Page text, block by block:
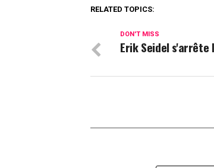
RELATED TOPICS:
DON'T MISS
Erik Seidel s'arrête